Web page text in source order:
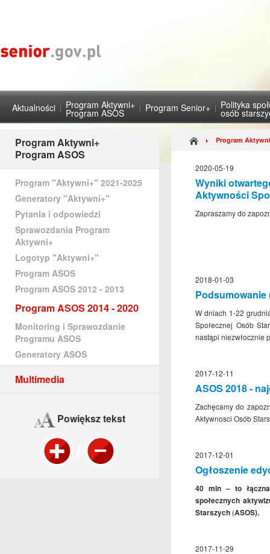
Aktualności Program Aktywni+
Program ASOS Program Senior+ Polityka
osób
Program Aktywni+
Program ASOS
Program "Aktywni+" 2021-2025
Generatory "Aktywni+"
Pytania i odpowiedzi
Sprawozdania Program
Aktywni+
Logotyp "Aktywni+"
Program ASOS
Program ASOS 2012 - 2013
Program ASOS 2014 - 2020
Monitoring i Sprawozdanie
Programu ASOS
Generatory ASOS
Multimedia
Powiększ tekst
Program
2020-05-19
Wyniki
Aktywności
Zapraszamy do
2018-01-03
Podsumowanie
W dniach 1-22
Społecznej Osób
nastąpi niezwłocznie
2017-12-11
ASOS 2018 -
Zachęcamy do
Aktywnosci Osób
2017-12-01
Ogłoszenie
40 mln – to
społecznych
Starszych (ASOS).
2017-11-29